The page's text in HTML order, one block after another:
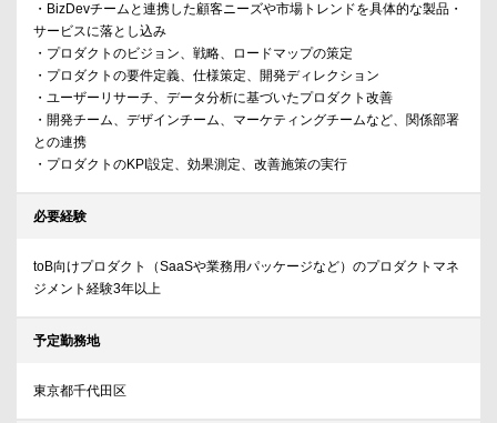
・BizDevチームと連携した顧客ニーズや市場トレンドを具体的な製品・
サービスに落とし込み
・プロダクトのビジョン、戦略、ロードマップの策定
・プロダクトの要件定義、仕様策定、開発ディレクション
・ユーザーリサーチ、データ分析に基づいたプロダクト改善
・開発チーム、デザインチーム、マーケティングチームなど、関係部署
との連携
・プロダクトのKPI設定、効果測定、改善施策の実行
必要経験
toB向けプロダクト（SaaSや業務用パッケージなど）のプロダクトマネ
ジメント経験3年以上
予定勤務地
東京都千代田区